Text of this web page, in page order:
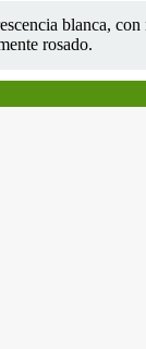
blanca,
rosado.